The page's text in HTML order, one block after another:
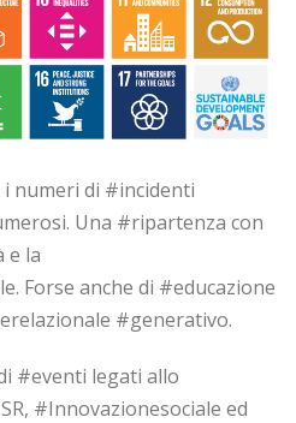
numeri di #incidenti
Una #ripartenza con
e la
Forse anche di #educazione
#generativo.
#eventi legati allo
#Innovazionesociale ed